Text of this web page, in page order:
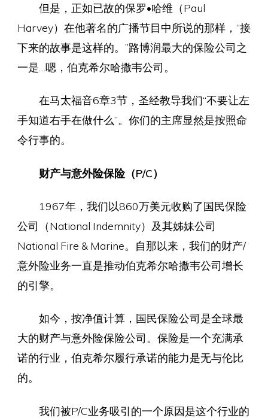
但是，正如已故的保罗•哈维（Paul
Harvey）在他著名的广播节目中所说的那样，“接
下来的故事是这样的。”路博润最大的保险公司之
一是…嗯，伯克希尔哈撒韦公司。
在马太福音6章3节，圣经教导我们“不要让左
手知道右手在做什么”。你们的主席显然是按照命
令行事的。
财产与意外险保险（P/C）
1967年，我们以860万美元收购了国民保险
公司（National Indemnity）及其姊妹公司
National Fire & Marine。自那以来，我们的财产/
意外险业务一直是推动伯克希尔哈撒韦公司增长
的引擎。
如今，按净值计算，国民保险公司是全球最
大的财产与意外险保险公司。保险是一个充满承
诺的行业，伯克希尔履行承诺的能力是无与伦比
的。
我们被P/C业务吸引的一个原因是这个行业的